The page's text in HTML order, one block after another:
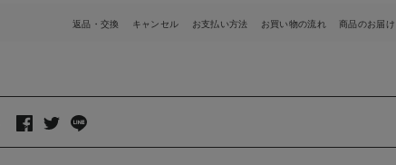
返品・交換 キャンセル お支払い方法 お買い物の流れ 商品のお届け
>